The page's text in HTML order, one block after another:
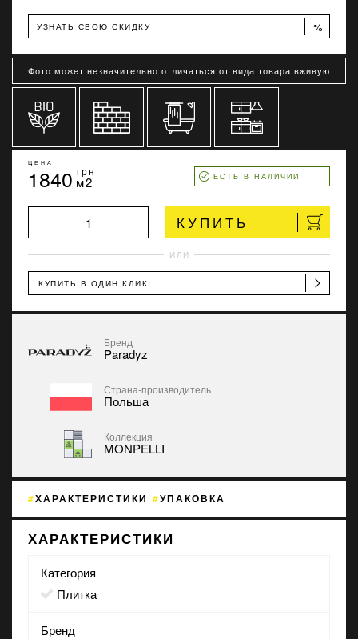
УЗНАТЬ СВОЮ СКИДКУ %
Фото может незначительно отличаться от вида товара вживую
ЦЕНА
1840 грн
м2 ЕСТЬ В НАЛИЧИИ
КУПИТЬ
ИЛИ
КУПИТЬ В ОДИН КЛИК
Бренд
Paradyz
Страна-производитель
Польша
Коллекция
MONPELLI
ХАРАКТЕРИСТИКИ УПАКОВКА
ХАРАКТЕРИСТИКИ
Категория
Плитка
Бренд